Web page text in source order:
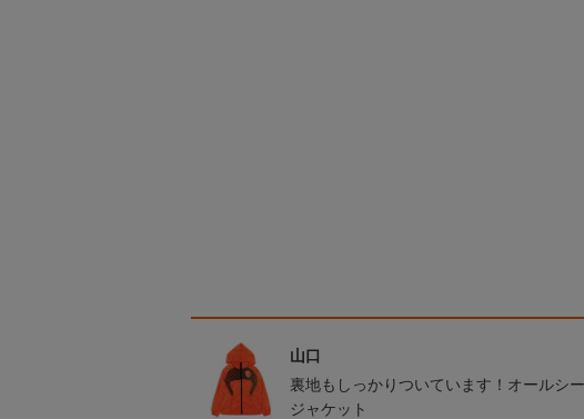
山口
裏地もしっかりついています！オールシ
ジャケット